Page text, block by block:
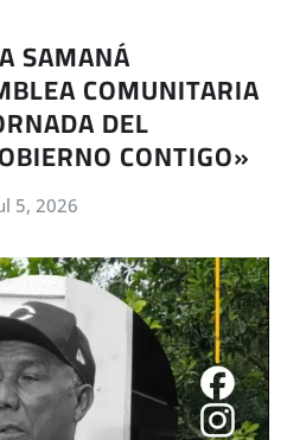
SAMANÁ
COMUNITARIA
DEL
CONTIGO»
5, 2026